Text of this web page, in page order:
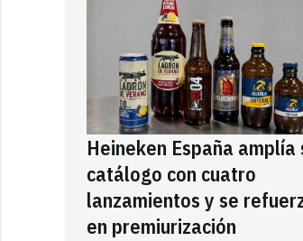
Heineken España amplía
catálogo con cuatro
lanzamientos y se
en premiurización